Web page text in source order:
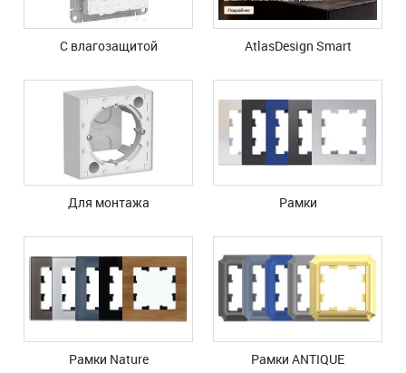
С влагозащитой AtlasDesign Smart
Для монтажа Рамки
Рамки Nature Рамки ANTIQUE